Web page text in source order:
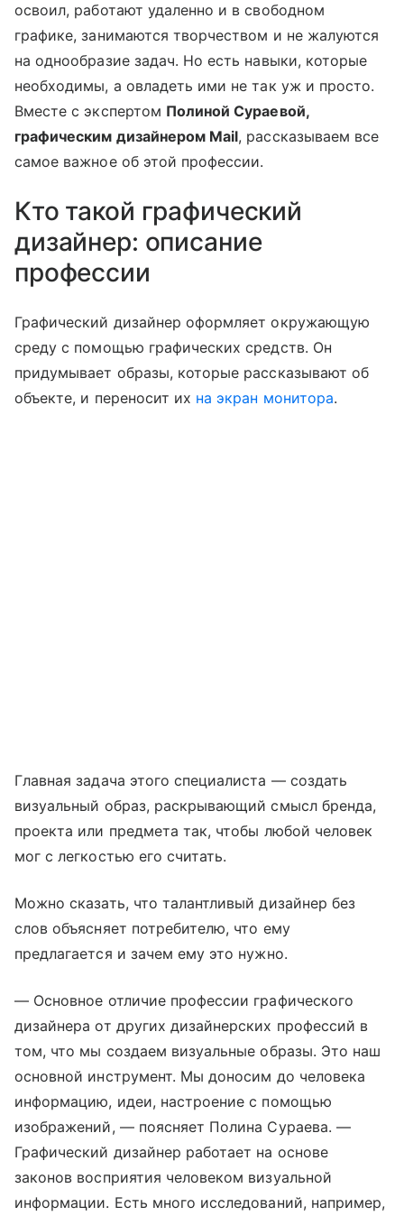
освоил, работают удаленно и в свободном
графике, занимаются творчеством и не жалуются
на однообразие задач. Но есть навыки, которые
необходимы, а овладеть ими не так уж и просто.
Вместе с экспертом Полиной Сураевой,
графическим дизайнером Mail, рассказываем все
самое важное об этой профессии.
Кто такой графический
дизайнер: описание
профессии
Графический дизайнер оформляет окружающую
среду с помощью графических средств. Он
придумывает образы, которые рассказывают об
объекте, и переносит их на экран монитора.
Главная задача этого специалиста — создать
визуальный образ, раскрывающий смысл бренда,
проекта или предмета так, чтобы любой человек
мог с легкостью его считать.
Можно сказать, что талантливый дизайнер без
слов объясняет потребителю, что ему
предлагается и зачем ему это нужно.
— Основное отличие профессии графического
дизайнера от других дизайнерских профессий в
том, что мы создаем визуальные образы. Это наш
основной инструмент. Мы доносим до человека
информацию, идеи, настроение с помощью
изображений, — поясняет Полина Сураева. —
Графический дизайнер работает на основе
законов восприятия человеком визуальной
информации. Есть много исследований, например,